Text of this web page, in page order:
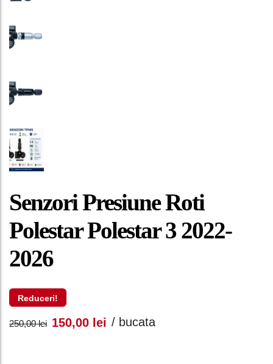
Senzori Presiune Roti
Polestar Polestar 3 2022-
2026
Reduceri!
250,00lei Prețul
150,00 lei Prețul
/ bucata